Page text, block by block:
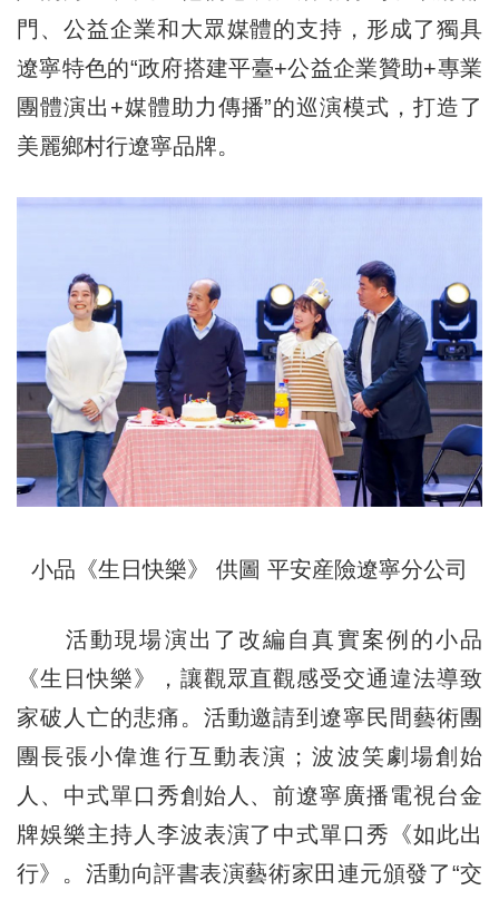
門、公益企業和大眾媒體的支持，形成了獨具
遼寧特色的“政府搭建平臺+公益企業贊助+專業
團體演出+媒體助力傳播”的巡演模式，打造了
美麗鄉村行遼寧品牌。
小品《生日快樂》 供圖 平安産險遼寧分公司
活動現場演出了改編自真實案例的小品
《生日快樂》，讓觀眾直觀感受交通違法導致
家破人亡的悲痛。活動邀請到遼寧民間藝術團
團長張小偉進行互動表演；波波笑劇場創始
人、中式單口秀創始人、前遼寧廣播電視台金
牌娛樂主持人李波表演了中式單口秀《如此出
行》。活動向評書表演藝術家田連元頒發了“交